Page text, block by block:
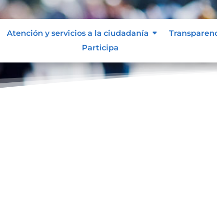
Atención y servicios a la ciudadanía
Participa